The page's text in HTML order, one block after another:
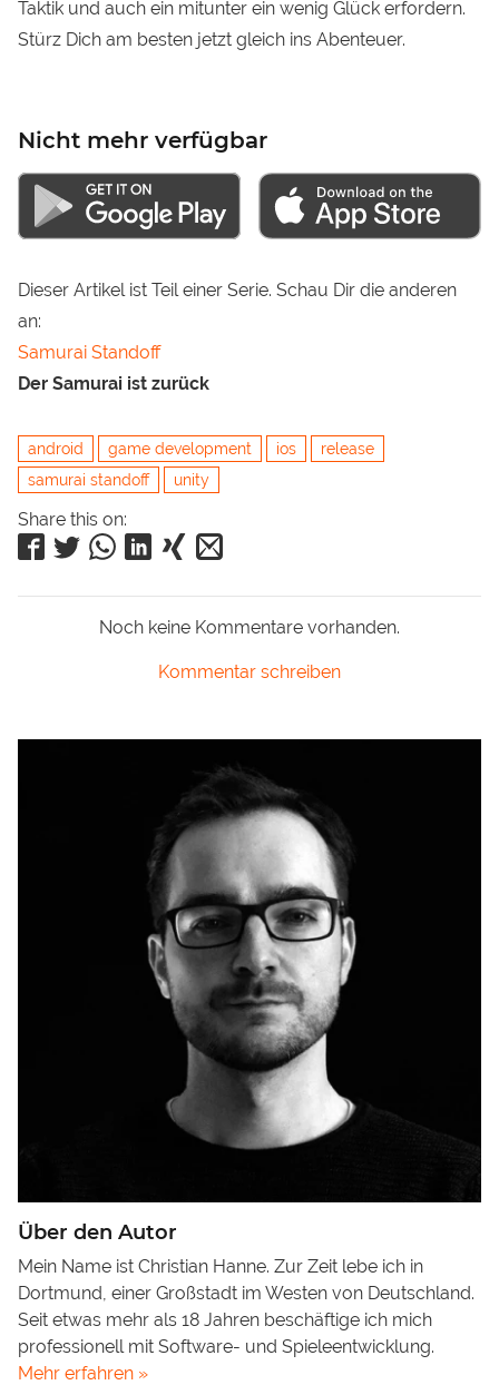
Taktik und auch ein mitunter ein wenig Glück erfordern.
Stürz Dich am besten jetzt gleich ins Abenteuer.
Nicht mehr verfügbar
Dieser Artikel ist Teil einer Serie. Schau Dir die anderen
an:
Samurai Standoff
Der Samurai ist zurück
android game development ios
release
samurai standoff
unity
Share this on:
Noch keine Kommentare vorhanden.
Kommentar schreiben
Über den Autor
Mein Name ist Christian Hanne. Zur Zeit lebe ich in
Dortmund, einer Großstadt im Westen von Deutschland.
Seit etwas mehr als 18 Jahren beschäftige ich mich
professionell mit Software- und Spieleentwicklung.
Mehr erfahren »